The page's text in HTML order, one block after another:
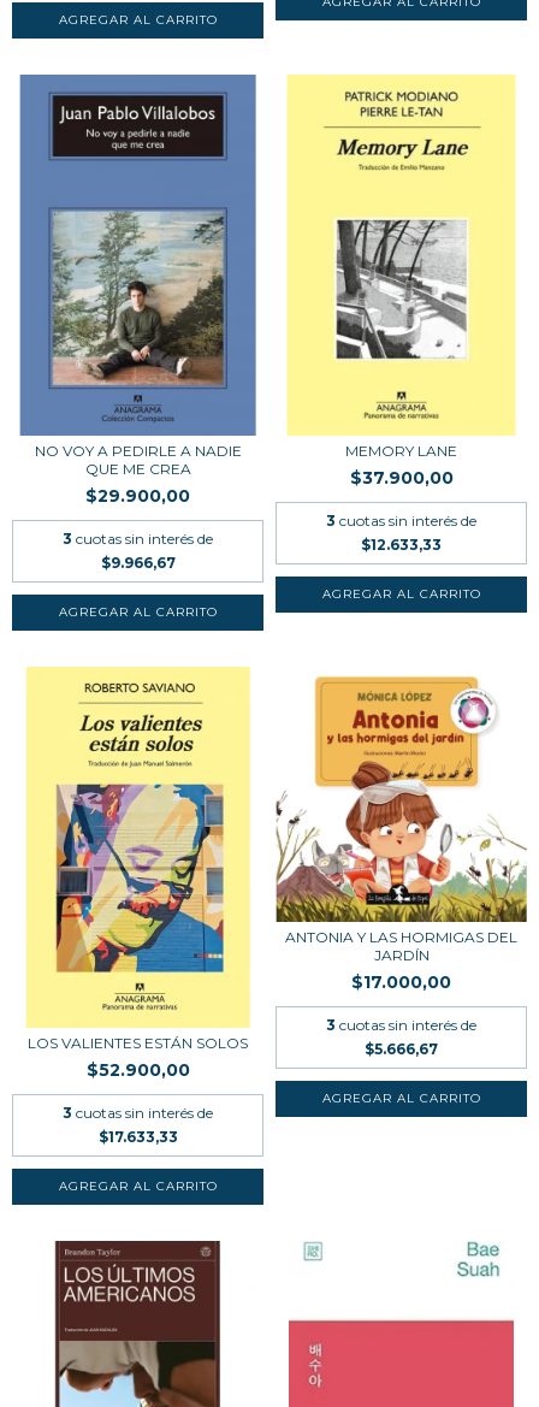
NO VOY A PEDIRLE A NADIE
QUE ME CREA
$29.900,00
3 cuotas sin interés de
$9.966,67
MEMORY LANE
$37.900,00
3 cuotas sin interés de
$12.633,33
LOS VALIENTES ESTÁN SOLOS
$52.900,00
3 cuotas sin interés de
$17.633,33
ANTONIA Y LAS HORMIGAS DEL
JARDÍN
$17.000,00
3 cuotas sin interés de
$5.666,67